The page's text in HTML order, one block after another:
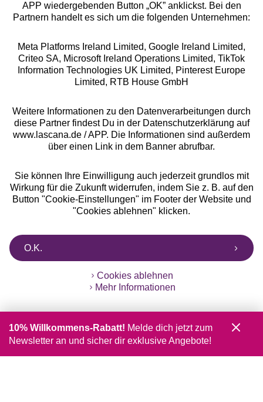
Alle Preise inkl. MwSt., zzgl.
Versandkosten
** Bonität vorausgesetzt, berechtigt zur Bonitätsprüfung
APP wiedergebenden Button „OK” anklickst. Bei den
Partnern handelt es sich um die folgenden Unternehmen:
Meta Platforms Ireland Limited, Google Ireland Limited,
Criteo SA, Microsoft Ireland Operations Limited, TikTok
Information Technologies UK Limited, Pinterest Europe
Limited, RTB House GmbH
Weitere Informationen zu den Datenverarbeitungen durch
diese Partner findest Du in der Datenschutzerklärung auf
www.lascana.de / APP. Die Informationen sind außerdem
über einen Link in dem Banner abrufbar.
Sie können Ihre Einwilligung auch jederzeit grundlos mit
Wirkung für die Zukunft widerrufen, indem Sie z. B. auf den
Button "Cookie-Einstellungen" im Footer der Website und
"Cookies ablehnen" klicken.
O.K.
Cookies ablehnen
Mehr Informationen
10% Willkommens-Rabatt! Melde dich jetzt zum
Newsletter an und sicher dir exklusive Angebote!